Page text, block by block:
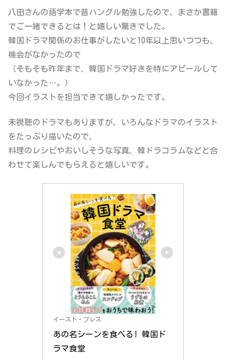
八田さんの語学本で昔ハングル勉強したので、まさか書籍
でご一緒できるとは！と嬉しい驚きでした。
韓国ドラマ関係のお仕事がしたいと10年以上思いつつも、
機会がなかったので
（そもそも昨年まで、韓国ドラマ好きを特にアピールして
いなかった…。）
今回イラストを担当できて嬉しかったです。
未視聴のドラマもありますが、いろんなドラマのイラスト
をたっぷり描いたので、
料理のレシピやおいしそうな写真、韓ドラコラムなどと合
わせて楽しんでもらえると嬉しいです。
イースト・プレス
あの名シーンを食べる! 韓国ド
ラマ食堂